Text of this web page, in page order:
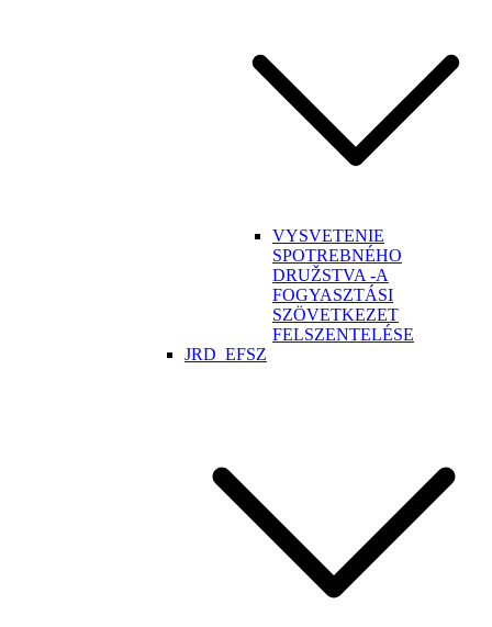
VYSVETENIE
SPOTREBNÉHO
DRUŽSTVA -A
FOGYASZTÁSI
SZÖVETKEZET
FELSZENTELÉSE
JRD_EFSZ